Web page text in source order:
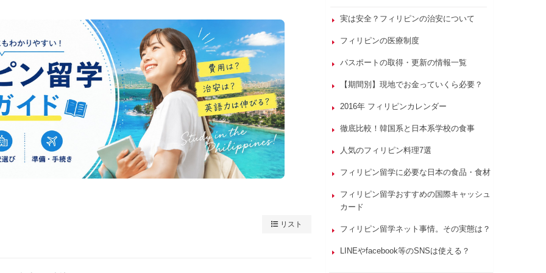
リスト
実は安全？フィリピンの治安について
フィリピンの医療制度
パスポートの取得・更新の情報一覧
【期間別】現地でお金っていくら必要？
2016年 フィリピンカレンダー
徹底比較！韓国系と日本系学校の食事
人気のフィリピン料理7選
フィリピン留学に必要な日本の食品・食材
フィリピン留学おすすめの国際キャッシュ
カード
フィリピン留学ネット事情。その実態は？
LINEやfacebook等のSNSは使える？